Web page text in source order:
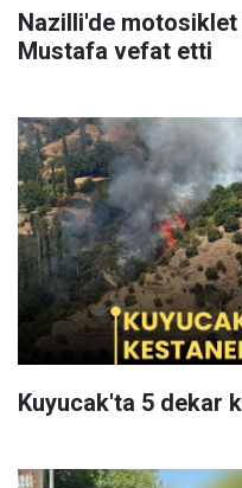
Nazilli'de motosiklet
Mustafa vefat etti
Kuyucak'ta 5 dekar